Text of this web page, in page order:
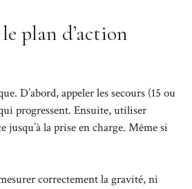
plan d’action
D’abord, appeler les secours (15 ou
progressent. Ensuite, utiliser
jusqu’à la prise en charge. Même si
correctement la gravité, ni